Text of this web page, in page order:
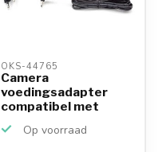
OKS-44765
Camera
voedingsadapter
compatibel met
DR...Op voorraad